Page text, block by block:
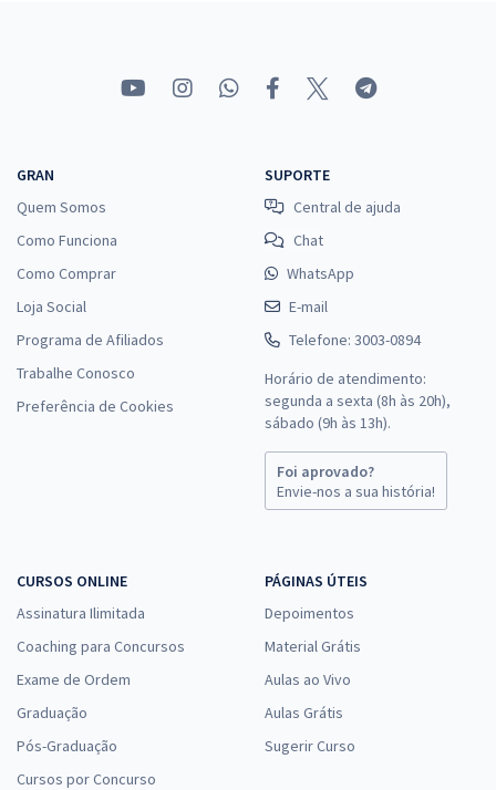
ou 12x de
33,33
Economize R$ 99,98 (-20%)
Prefeitura de Buriticupu - MA - Conhecimentos Específicos para o
Cargo de Enfermeiro (Pós-Edital)
à vista
Economize R$ 88,56 (-20%)
Comprar
Prefeitura de Buriticupu - MA - Professor de Educação Infantil (Pós-
Edital)
R$29,52
Comprar
Prefeitura de Buriticupu - MA - Professor Ensino Fundamental Nível –
GRAN
Quem Somos
Como Funciona
Como Comprar
Loja Social
Programa de Afiliados
Trabalhe Conosco
Preferência de Cookies
SUPORTE
Central de ajuda
Chat
WhatsApp
E-mail
Telefone: 3003-0894
Horário de atendimento:
segunda a sexta (8h às 20h),
sábado (9h às 13h).
Foi aprovado?
Envie-nos a sua história!
CURSOS ONLINE
Assinatura Ilimitada
Coaching para Concursos
Exame de Ordem
Graduação
Pós-Graduação
Cursos por Concurso
PÁGINAS ÚTEIS
Depoimentos
Material Grátis
Aulas ao Vivo
Aulas Grátis
Sugerir Curso